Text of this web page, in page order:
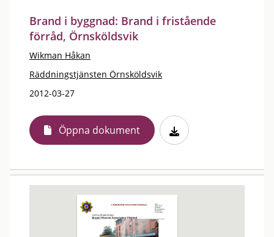
Brand i byggnad: Brand i fristående
förråd, Örnsköldsvik
Wikman Håkan
Räddningstjänsten Örnsköldsvik
2012-03-27
Öppna dokument